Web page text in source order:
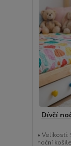
Dívčí
• Velikosti:
noční